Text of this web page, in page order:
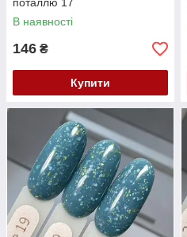
В наявності
146 ₴
Купити